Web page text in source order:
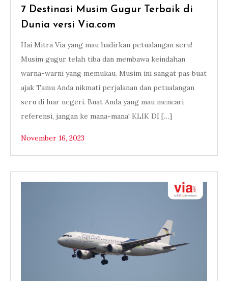
7 Destinasi Musim Gugur Terbaik di
Dunia versi Via.com
Hai Mitra Via yang mau hadirkan petualangan seru!
Musim gugur telah tiba dan membawa keindahan
warna-warni yang memukau. Musim ini sangat pas buat
ajak Tamu Anda nikmati perjalanan dan petualangan
seru di luar negeri. Buat Anda yang mau mencari
referensi, jangan ke mana-mana! KLIK DI […]
November 16, 2023